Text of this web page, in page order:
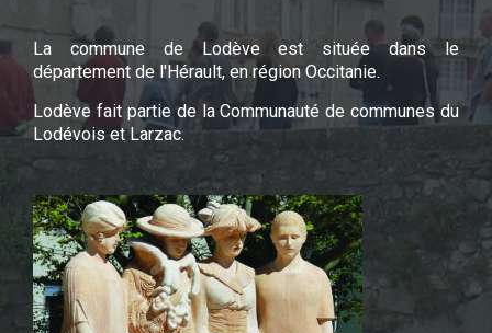
La commune de Lodève est située dans le
département de l'Hérault, en région Occitanie.
Lodève fait partie de la Communauté de communes du
Lodévois et Larzac.